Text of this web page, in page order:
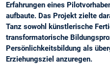
Erfahrungen eines
aufbaute. Das Projekt zielte
Tanz sowohl künstlerische
transformatorische
Persönlichkeitsbildung als
Erziehungsziel anzuregen.